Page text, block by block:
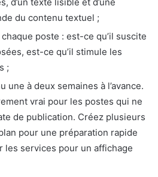
d’un texte lisible et d’une
du contenu textuel ;
poste : est-ce qu’il suscite
est-ce qu’il stimule les
;
une à deux semaines à l’avance.
vrai pour les postes qui ne
de publication. Créez plusieurs
pour une préparation rapide
les services pour un affichage